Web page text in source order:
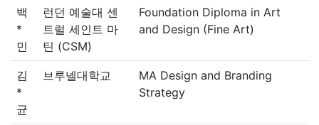
백
*
민
런던 예술대 센
트럴 세인트 마
틴 (CSM)
Foundation Diploma in Art
and Design (Fine Art)
김
*
균
브루넬대학교
MA Design and Branding
Strategy